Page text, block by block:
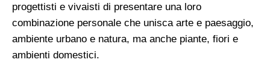
progettisti e vivaisti di presentare una loro
combinazione personale che unisca arte e paesaggio,
ambiente urbano e natura, ma anche piante, fiori e
ambienti domestici.